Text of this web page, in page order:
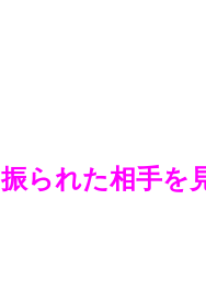
振られた相手を